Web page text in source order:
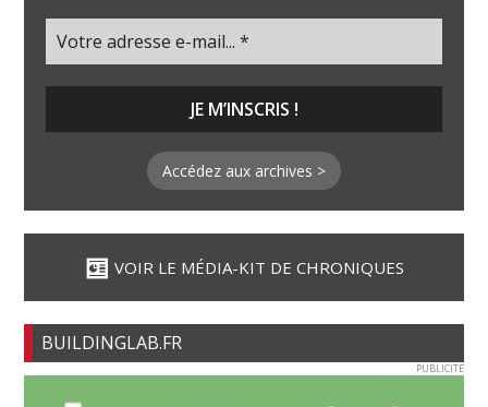
Accédez aux archives >
VOIR LE MÉDIA-KIT DE CHRONIQUES
BUILDINGLAB.FR
PUBLICITE